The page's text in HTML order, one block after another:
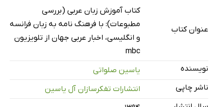
الجمعیه العامه للأمم المتحده و عملیۀ السلام فی الشرق الأوسط
رساله من رئیس الوزراء الإسرائیلی إلی الرئیس السوری
الانتخابات البرلمانیه فی الأردن
الجزائر و الصراع ضد التطرف الدینی
نزاع علی الحدود بین مصر و السودان
عنوان کتاب
کتاب آموزش زبان عربی (بررسی
مطبوعات): با فرهنگ نامه به زبان فرانسه
و انگلیسی، اخبار عربی جهان از تلویزیون
mbc
نویسنده
یاسین صلواتی
ناشر چاپی
انتشارات تفکرسازان آل یاسین